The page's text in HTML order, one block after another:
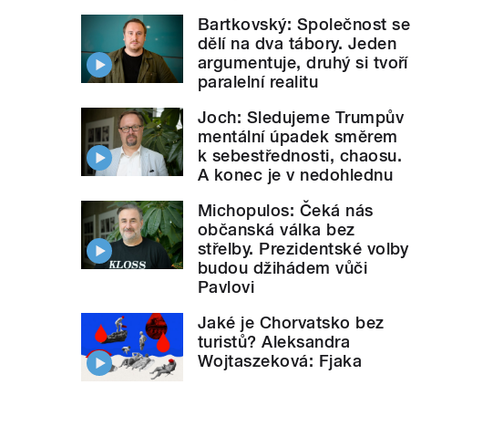
Bartkovský: Společnost se
dělí na dva tábory. Jeden
argumentuje, druhý si tvoří
paralelní realitu
Joch: Sledujeme Trumpův
mentální úpadek směrem
k sebestřednosti, chaosu.
A konec je v nedohlednu
Michopulos: Čeká nás
občanská válka bez
střelby. Prezidentské volby
budou džihádem vůči
Pavlovi
Jaké je Chorvatsko bez
turistů? Aleksandra
Wojtaszeková: Fjaka